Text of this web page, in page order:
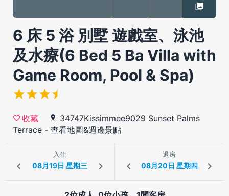
6 床 5 浴 別墅 遊戲室、泳池
及水療(6 Bed 5 Ba Villa with
Game Room, Pool & Spa)
收藏
34747Kissimmee9029 Sunset Palms
Terrace - 查看地圖&週邊景點
入住 退房